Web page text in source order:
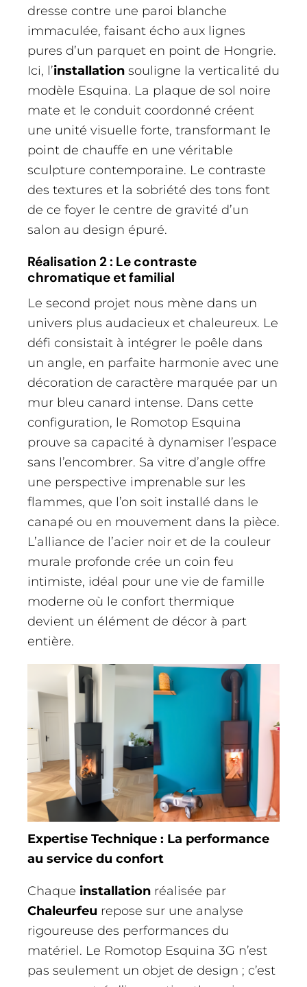
dresse contre une paroi blanche
immaculée, faisant écho aux lignes
pures d’un parquet en point de Hongrie.
Ici, l’installation souligne la verticalité du
modèle Esquina. La plaque de sol noire
mate et le conduit coordonné créent
une unité visuelle forte, transformant le
point de chauffe en une véritable
sculpture contemporaine. Le contraste
des textures et la sobriété des tons font
de ce foyer le centre de gravité d’un
salon au design épuré.
Réalisation 2 : Le contraste
chromatique et familial
Le second projet nous mène dans un
univers plus audacieux et chaleureux. Le
défi consistait à intégrer le poêle dans
un angle, en parfaite harmonie avec une
décoration de caractère marquée par un
mur bleu canard intense. Dans cette
configuration, le Romotop Esquina
prouve sa capacité à dynamiser l’espace
sans l’encombrer. Sa vitre d’angle offre
une perspective imprenable sur les
flammes, que l’on soit installé dans le
canapé ou en mouvement dans la pièce.
L’alliance de l’acier noir et de la couleur
murale profonde crée un coin feu
intimiste, idéal pour une vie de famille
moderne où le confort thermique
devient un élément de décor à part
entière.
Expertise Technique : La performance
au service du confort
Chaque installation réalisée par
Chaleurfeu repose sur une analyse
rigoureuse des performances du
matériel. Le Romotop Esquina 3G n’est
pas seulement un objet de design ; c’est